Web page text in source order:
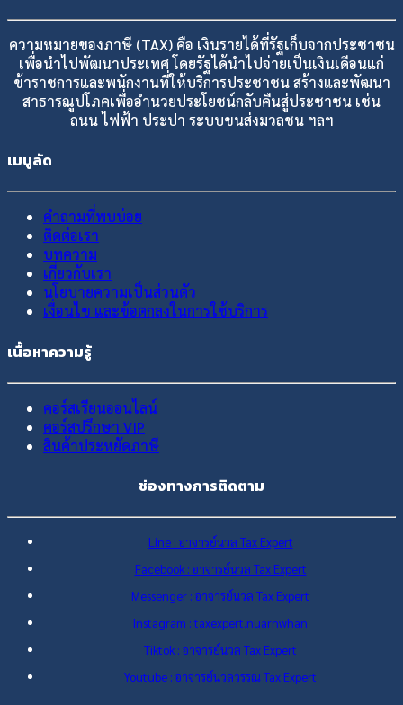
ความหมายของภาษี (TAX) คือ เงินรายได้ที่รัฐเก็บจากประชาชน
เพื่อนำไปพัฒนาประเทศ โดยรัฐได้นำไปจ่ายเป็นเงินเดือนแก่
ข้าราชการและพนักงานที่ให้บริการประชาชน สร้างและพัฒนา
สาธารณูปโภคเพื่ออำนวยประโยชน์กลับคืนสู่ประชาชน เช่น
ถนน ไฟฟ้า ประปา ระบบขนส่งมวลชน ฯลฯ
เมนูลัด
คำถามที่พบบ่อย
ติดต่อเรา
บทความ
เกี่ยวกับเรา
นโยบายความเป็นส่วนตัว
เงื่อนไข และข้อตกลงในการใช้บริการ
เนื้อหาความรู้
คอร์สเรียนออนไลน์
คอร์สปรึกษา VIP
สินค้าประหยัดภาษี
ช่องทางการติดตาม
Line : อาจารย์นวล Tax Expert
Facebook : อาจารย์นวล Tax Expert
Messenger : อาจารย์นวล Tax Expert
Instagram : taxexpert.nuarnwhan
Tiktok : อาจารย์นวล Tax Expert
Youtube : อาจารย์นวลวรรณ Tax Expert